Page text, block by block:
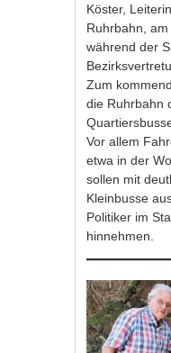
Köster,
Ruhrbahn,
während der
Zum
die Ruhrbahn
Vor allem
etwa in der
sollen mit
Kleinbusse
Politiker im
hinnehmen.